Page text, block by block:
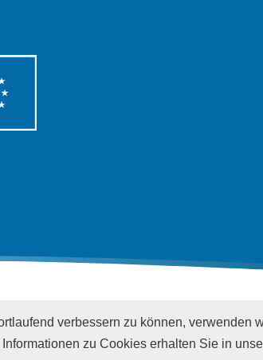
verbessern zu können, verwenden
zu Cookies erhalten Sie in